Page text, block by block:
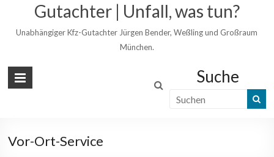
Gutachter | Unfall, was tun?
Unabhängiger Kfz-Gutachter Jürgen Bender, Weßling und Großraum
München.
Suche
Vor-Ort-Service